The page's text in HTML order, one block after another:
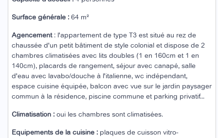
Surface générale : 64 m²
Agencement : l'appartement de type T3 est situé au rez de
chaussée d'un petit bâtiment de style colonial et dispose de 2
chambres climatisées avec lits doubles (1 en 160cm et 1 en
140cm), placards de rangement, séjour avec canapé, salle
d'eau avec lavabo/douche à l'italienne, wc indépendant,
espace cuisine équipée, balcon avec vue sur le jardin paysager
commun à la résidence, piscine commune et parking privatif...
Climatisation : oui les chambres sont climatisées.
Equipements de la cuisine : plaques de cuisson vitro-